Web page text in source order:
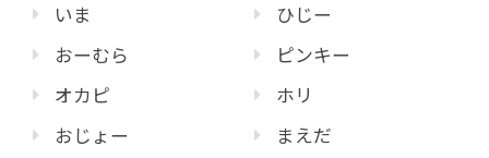
いま
おーむら
オカピ
おじょー
ひじー
ピンキー
ホリ
まえだ